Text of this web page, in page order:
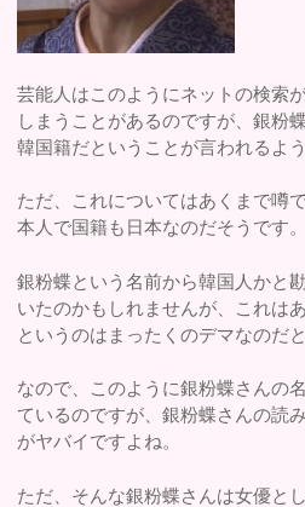
芸能人はこのようにネットの検索
しまうことがあるのですが、銀粉
韓国籍だということが言われるよ
ただ、これについてはあくまで噂
本人で国籍も日本なのだそうです。
銀粉蝶という名前から韓国人かと
いたのかもしれませんが、これは
というのはまったくのデマなのだと
なので、このように銀粉蝶さんの
ているのですが、銀粉蝶さんの読
がヤバイですよね。
ただ、そんな銀粉蝶さんは女優と